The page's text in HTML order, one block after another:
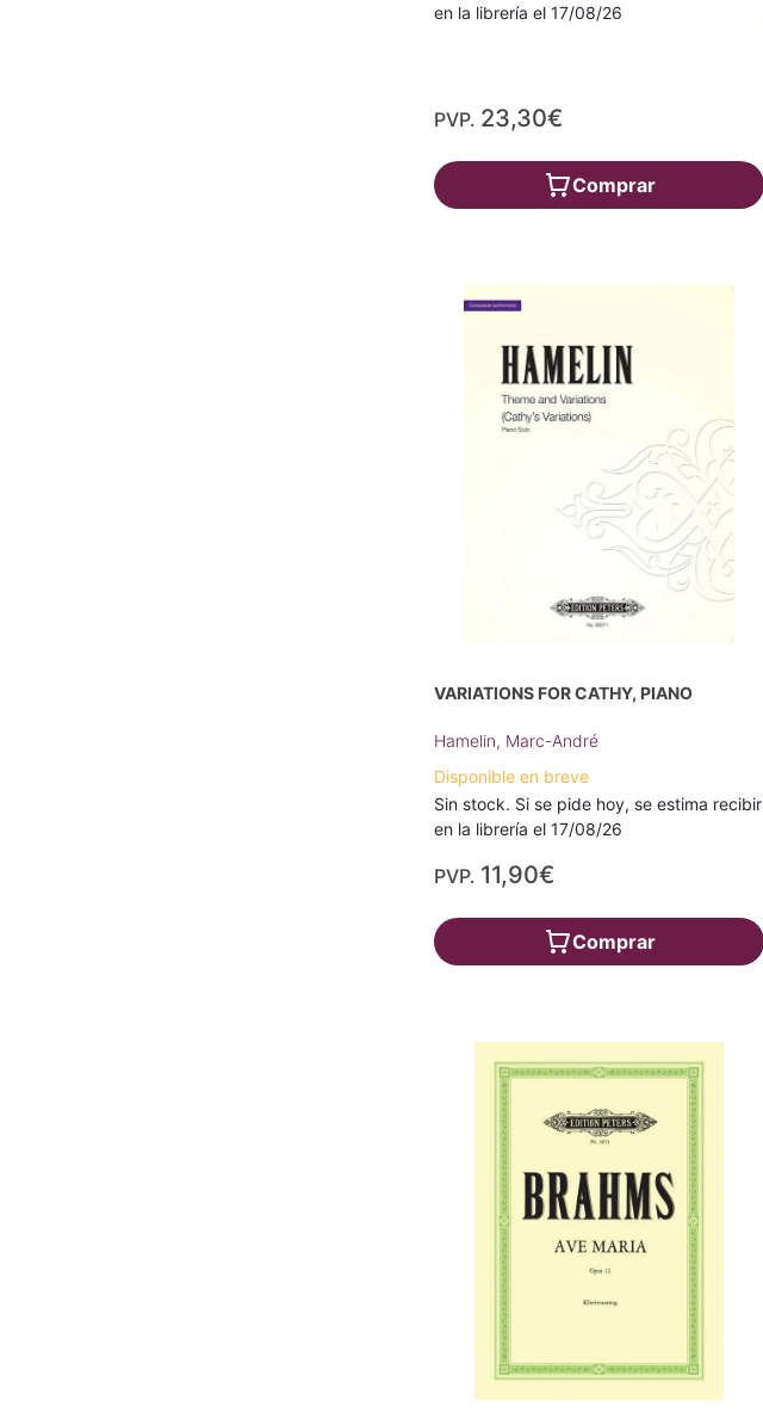
en la librería el 17/08/26
PVP. 23,30€
Comprar
VARIATIONS FOR CATHY, PIANO
Hamelin, Marc-André
Disponible en breve
Sin stock. Si se pide hoy, se estima recibir
en la librería el 17/08/26
PVP. 11,90€
Comprar